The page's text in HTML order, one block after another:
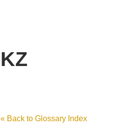
KZ
« Back to Glossary Index